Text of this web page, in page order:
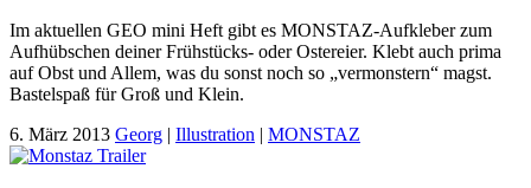
Im aktuellen GEO mini Heft gibt es MONSTAZ-Aufkleber zum
Aufhübschen deiner Frühstücks- oder Ostereier. Klebt auch prima
auf Obst und Allem, was du sonst noch so „vermonstern“ magst.
Bastelspaß für Groß und Klein.
6. März 2013 Georg | Illustration | MONSTAZ